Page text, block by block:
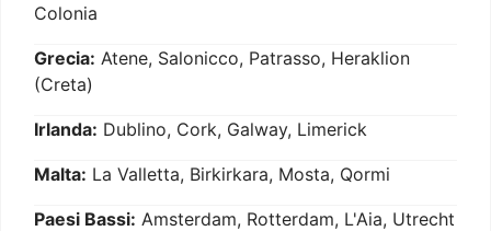
Colonia
Grecia: Atene, Salonicco, Patrasso, Heraklion
(Creta)
Irlanda: Dublino, Cork, Galway, Limerick
Malta: La Valletta, Birkirkara, Mosta, Qormi
Paesi Bassi: Amsterdam, Rotterdam, L'Aia, Utrecht